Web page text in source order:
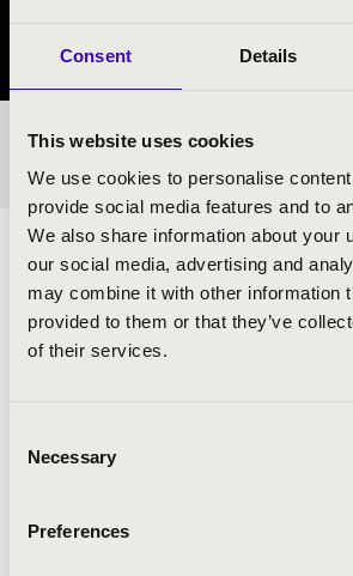
Consent Details
This website uses cookies
We use cookies to personalise
provide social media features and to
We also share information about your
our social media, advertising and
may combine it with other information
provided to them or that they’ve
of their services.
Selection
Necessary
Preferences
Békés vármegye
BÉRLET- ÉS JEGYÁRAK
ELŐADÓK:
Zűrös Banda
NÉPZENE SZÁRNYÁN A BALKÁNTÓL